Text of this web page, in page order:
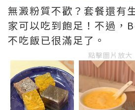
無澱粉質不歡？套餐還有
家可以吃到飽足！不過
不吃飯已很滿足了。
點擊圖片放大